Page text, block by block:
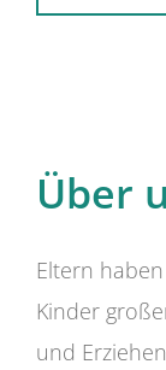
Über
Eltern
Kinder
und